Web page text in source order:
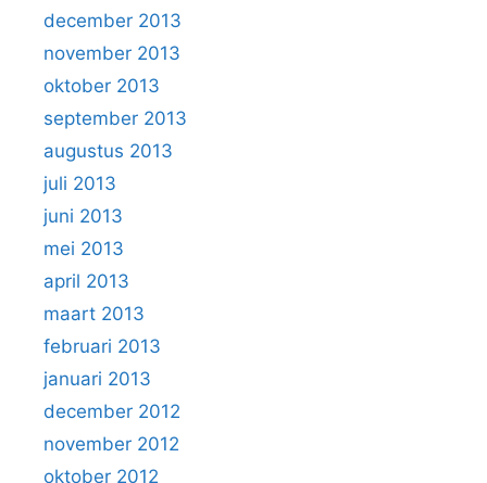
december 2013
november 2013
oktober 2013
september 2013
augustus 2013
juli 2013
juni 2013
mei 2013
april 2013
maart 2013
februari 2013
januari 2013
december 2012
november 2012
oktober 2012